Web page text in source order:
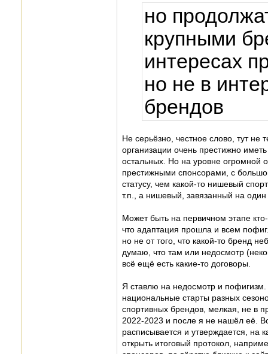
но
крупными
интересах
но не в
брендов
Не серьёзно, честное слово, тут
организации очень престижно
остальных. Но на уровне огромной
престижными спонсорами, с
статусу, чем какой-то нишевый
т.п., а нишевый, завязанный на
Может быть на первичном этапе
что адаптация прошла и всем
но не от того, что какой-то бренд
думаю, что там или недосмотр
всё ещё есть какие-то договоры.
Я ставлю на недосмотр и
национальные старты разных
спортивных брендов, мелкая, не в
2022-2023 и после я не нашёл её.
расписывается и утверждается, на
открыть итоговый протокол,